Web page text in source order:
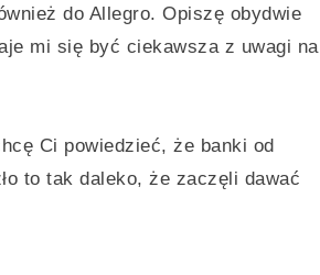
do Allegro. Opiszę obydwie
mi się być ciekawsza z uwagi na
Ci powiedzieć, że banki od
to tak daleko, że zaczęli dawać